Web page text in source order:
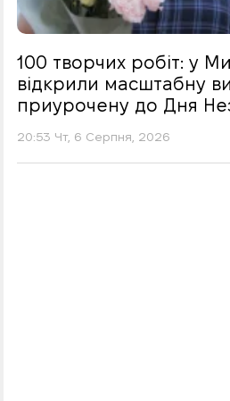
100 творчих робіт: у
відкрили масштабну
приурочену до Дня
20:53 Чт, 6 Серпня, 2026